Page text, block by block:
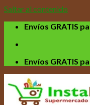
Saltar al contenido
Envíos GRATIS
Envíos GRATIS